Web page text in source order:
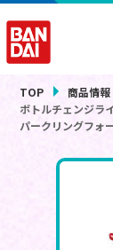
TOP
商品情報
ボトルチェンジラ
パークリングフォ